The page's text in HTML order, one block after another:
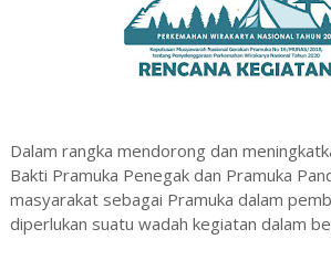
Dalam rangka mendorong dan
Bakti Pramuka Penegak dan Pramuka
masyarakat sebagai Pramuka dalam
diperlukan suatu wadah kegiatan dalam